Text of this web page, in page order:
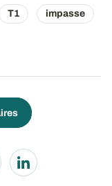
T1 impasse
window
in a new window
Opens in a new